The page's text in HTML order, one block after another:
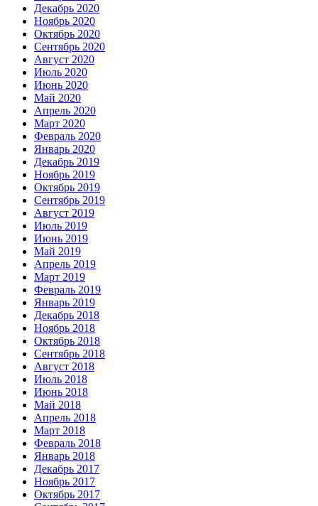
Декабрь 2020
Ноябрь 2020
Октябрь 2020
Сентябрь 2020
Август 2020
Июль 2020
Июнь 2020
Май 2020
Апрель 2020
Март 2020
Февраль 2020
Январь 2020
Декабрь 2019
Ноябрь 2019
Октябрь 2019
Сентябрь 2019
Август 2019
Июль 2019
Июнь 2019
Май 2019
Апрель 2019
Март 2019
Февраль 2019
Январь 2019
Декабрь 2018
Ноябрь 2018
Октябрь 2018
Сентябрь 2018
Август 2018
Июль 2018
Июнь 2018
Май 2018
Апрель 2018
Март 2018
Февраль 2018
Январь 2018
Декабрь 2017
Ноябрь 2017
Октябрь 2017